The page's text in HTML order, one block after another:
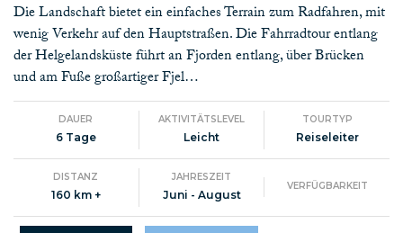
Die Landschaft bietet ein einfaches Terrain zum Radfahren, mit
wenig Verkehr auf den Hauptstraßen. Die Fahrradtour entlang
der Helgelandsküste führt an Fjorden entlang, über Brücken
und am Fuße großartiger Fjel…
DAUER
6 Tage
AKTIVITÄTSLEVEL
Leicht
TOURTYP
Reiseleiter
DISTANZ
160 km +
JAHRESZEIT
Juni - August
VERFÜGBARKEIT